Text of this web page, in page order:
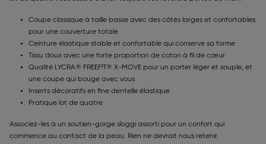
Coupe classique à taille basse avec des côtés larges et confortables
pour une couverture totale
Ceinture élastique stable et confortable qui conserve sa forme
Tissu doux avec une forte proportion de coton à fil de cœur
Qualité LYCRA® FREEF!T® X-MOVE pour un porter léger et souple, et
une coupe qui bouge avec vous
Inserts décoratifs en fine dentelle élastique
Pratique lot de quatre
Associez-les à un soutien-gorge sloggi assorti pour un confort qui
commence au contact de la peau. Rien ne devrait nous retenir.